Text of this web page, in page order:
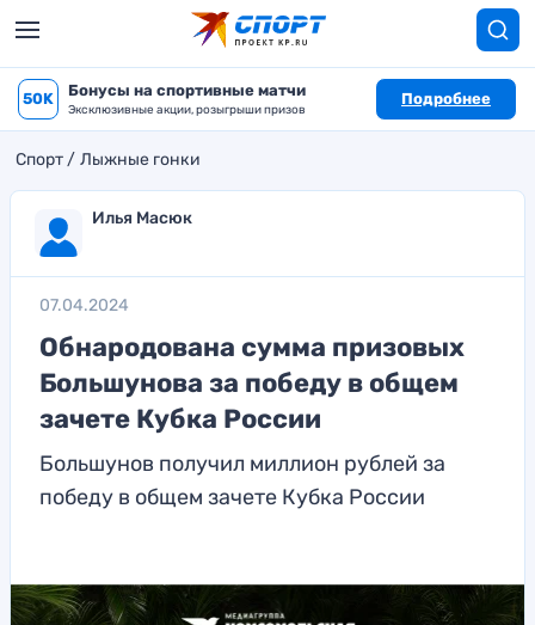
50K Бонусы на спортивные матчи
Эксклюзивные акции, розыгрыши призов
Подробнее
Спорт Лыжные гонки
Илья Масюк
07.04.2024
Обнародована сумма призовых
Большунова за победу в общем
зачете Кубка России
Большунов получил миллион рублей за
победу в общем зачете Кубка России